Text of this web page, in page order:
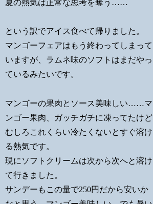
夏の熱気は正常な思考を奪う……
という訳でアイス食べて帰りました。
マンゴーフェアはもう終わってしまって
いますが、ラムネ味のソフトはまだやっ
ているみたいです。
マンゴーの果肉とソース美味しい……マ
ンゴー果肉、ガッチガチに凍ってたけど
むしろこれくらい冷たくないとすぐ溶け
る熱気です。
現にソフトクリームは次から次へと溶け
て行きました。
サンデーもこの量で250円だから安いか